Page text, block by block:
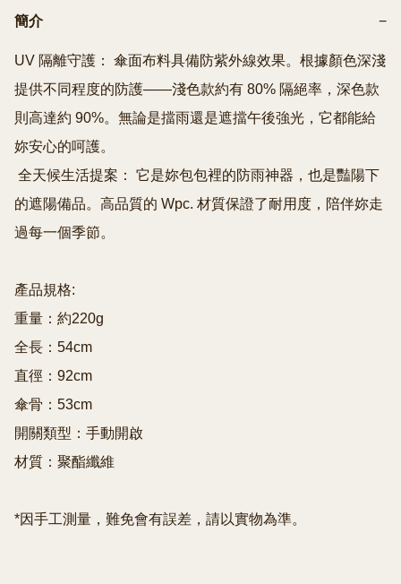
簡介 −
UV 隔離守護： 傘面布料具備防紫外線效果。根據顏色深淺
提供不同程度的防護——淺色款約有 80% 隔絕率，深色款
則高達約 90%。無論是擋雨還是遮擋午後強光，它都能給
妳安心的呵護。
的遮陽備品。高品質的 Wpc. 材質保證了耐用度，陪伴妳走
過每一個季節。
產品規格:
重量：約220g
全長：54cm
直徑：92cm
傘骨：53cm
開關類型：手動開啟
材質：聚酯纖維